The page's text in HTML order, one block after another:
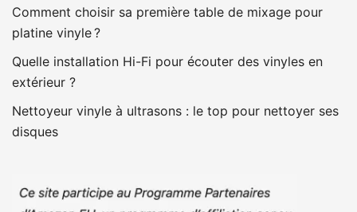
Comment choisir sa première table de mixage pour
platine vinyle ?
Quelle installation Hi-Fi pour écouter des vinyles en
extérieur ?
Nettoyeur vinyle à ultrasons : le top pour nettoyer ses
disques